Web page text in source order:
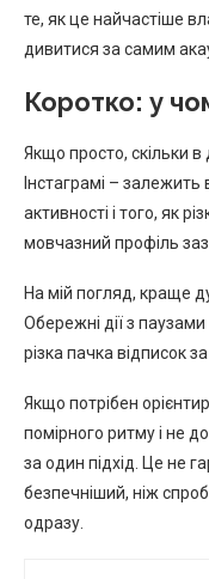
те, як це найчастіше
дивитися за самим
Коротко: у
Якщо просто, скільки
Інстаграмі – залежить
активності і того, як
мовчазний профіль
На мій погляд, краще
Обережні дії з
різка пачка відписок
Якщо потрібен
помірного ритму і не
за один підхід. Це не
безпечніший, ніж
одразу.